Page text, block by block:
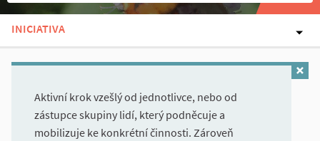
INICIATIVA
Aktivní krok vzešlý od jednotlivce, nebo od
zástupce skupiny lidí, který podněcuje a
mobilizuje ke konkrétní činnosti. Zároveň